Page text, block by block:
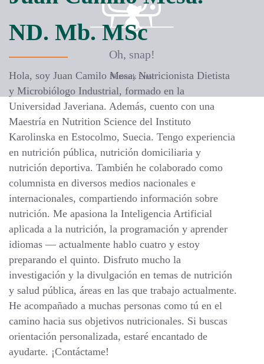
Oh, snap!
Network Error
ND. Mb. MSc
Hola, soy Juan Camilo Mesa, Nutricionista Dietista
y Microbiólogo Industrial, formado en la
Universidad Javeriana. Además, cuento con una
Maestría en Nutrition Science del Instituto
Karolinska en Estocolmo, Suecia. Tengo experiencia
en nutrición pública, nutrición domiciliaria y
nutrición deportiva. También he colaborado como
columnista en diversos medios nacionales e
internacionales, compartiendo información sobre
nutrición. Me apasiona la Inteligencia Artificial
aplicada a la nutrición, la programación y aprender
idiomas — actualmente hablo cuatro y estoy
preparando el quinto. Disfruto mucho la
investigación y la divulgación en temas de nutrición
y salud pública, áreas en las que trabajo actualmente.
He acompañado a muchas personas como tú en el
camino hacia sus objetivos nutricionales. Si buscas
orientación personalizada, estaré encantado de
ayudarte. ¡Contáctame!